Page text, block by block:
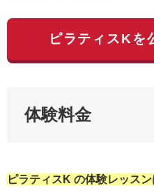
ピラティスKを
体験料金
ピラティスK の体験レッス